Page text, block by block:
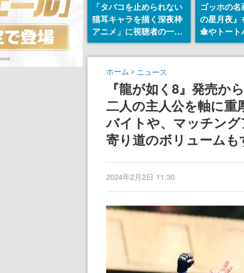
「タバコを止められない
猫耳キャラを描く深夜枠
アニメ」に視聴者の一部
から批判意見。違法薬物
の使用と思わしき描写も
含めて、BPOが議論を交
ゴッホの名
の星月夜』
傘やトート
登場。8月
日間限定で
ホーム ニュース
『龍が如く8』発売か
二人の主人公を軸に
バイトや、マッチン
寄り道のボリュームも
2024年2月2日 11:30